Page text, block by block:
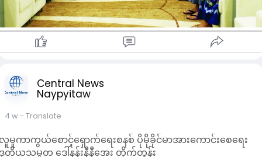
Central News
Naypyitaw
4 w- Translate
မှုကာကွယ်စောင့်ရှောက်ရေးစနစ် ပိုမိုခိုင်မာအားကောင်းစေရေး
တိယသမ္မတ ဒေါ်နန်းနီနီအေး တိုက်တွန်း